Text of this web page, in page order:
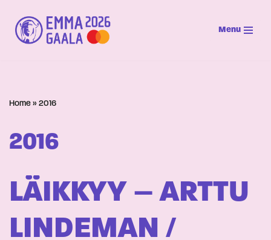
Siirry
suoraan
Menu
Home » 2016
2016
LÄIKKYY – ARTTU
LINDEMAN /